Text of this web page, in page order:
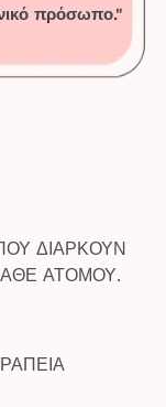
πρόσωπο."
ΔΙΑΡΚΟΥΝ
ΑΤΟΜΟΥ.